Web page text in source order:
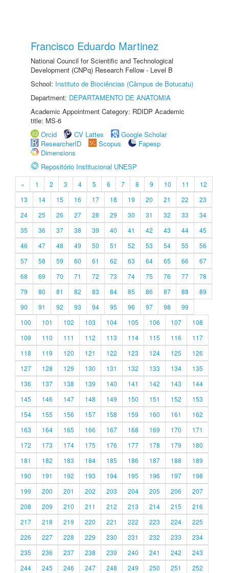
Francisco Eduardo Martinez
National Council for Scientific and Technological
Development (CNPq) Research Fellow - Level B
School: Instituto de Biociências (Câmpus de Botucatu)
Department: DEPARTAMENTO DE ANATOMIA
Academic Appointment Category: RDIDP Academic
title: MS-6
Orcid
CV Lattes
Google Scholar
ResearcherID
Scopus
Fapesp
Dimensions
Repositório Institucional UNESP
« 1 2 3 4 5 6 7 8 9 10 11
12
13
14 15 16 17 18 19 20 21 22
23
24
25 26 27 28 29 30 31 32 33
34
35
36 37 38 39 40 41 42 43 44
45
46
47 48 49 50 51 52 53 54 55
56
57
58 59 60 61 62 63 64 65 66
67
68
69 70 71 72 73 74 75 76 77
78
79
80 81 82 83 84 85 86 87 88
89
90
91 92 93 94 95 96 97 98
99
100
101 102 103 104 105 106 107
108
109
110 111 112 113 114 115 116
117
118
119 120 121 122 123 124 125
126
127
128 129 130 131 132 133 134
135
136
137 138 139 140 141 142 143
144
145
146 147 148 149 150 151 152
153
154
155 156 157 158 159 160 161
162
163
164 165 166 167 168 169 170
171
172
173 174 175 176 177 178 179
180
181
182 183 184 185 186 187 188
189
190
191 192 193 194 195 196 197
198
199
200 201 202 203 204 205 206
207
208
209 210 211 212 213 214 215
216
217
218 219 220 221 222 223 224
225
226
227 228 229 230 231 232 233
234
235
236 237 238 239 240 241 242
243
244
245 246 247 248 249 250 251 252